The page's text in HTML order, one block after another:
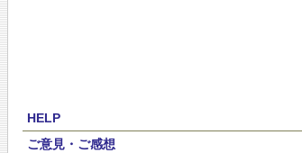
HELP
ご意見・ご感想